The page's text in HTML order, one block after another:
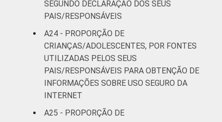
SEGUNDO DECLARAÇÃO DOS SEUS
PAIS/RESPONSÁVEIS
A24 - PROPORÇÃO DE
CRIANÇAS/ADOLESCENTES, POR FONTES
UTILIZADAS PELOS SEUS
PAIS/RESPONSÁVEIS PARA OBTENÇÃO DE
INFORMAÇÕES SOBRE USO SEGURO DA
INTERNET
A25 - PROPORÇÃO DE